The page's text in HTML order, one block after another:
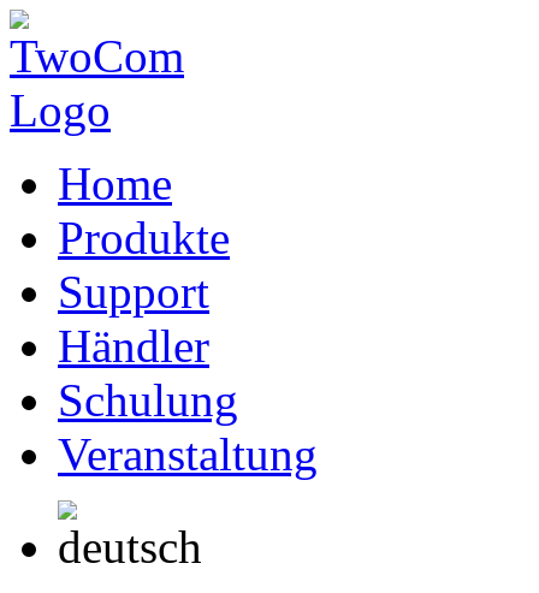
Home
Produkte
Support
Händler
Schulung
Veranstaltung